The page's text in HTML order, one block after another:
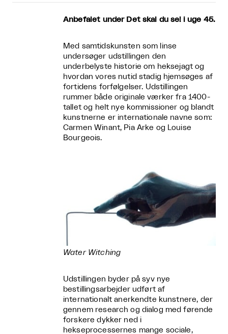
Anbefalet under Det skal du se! i uge 45.
Med samtidskunsten som linse
undersøger udstillingen den
underbelyste historie om heksejagt og
hvordan vores nutid stadig hjemsøges af
fortidens forfølgelser. Udstillingen
rummer både originale værker fra 1400-
tallet og helt nye kommissioner og blandt
kunstnerne er internationale navne som:
Carmen Winant, Pia Arke og Louise
Bourgeois.
Water Witching
Udstillingen byder på syv nye
bestillingsarbejder udført af
internationalt anerkendte kunstnere, der
gennem research og dialog med førende
forskere dykker ned i
hekseprocessernes mange sociale,